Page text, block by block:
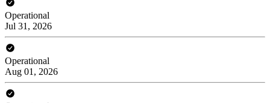
Operational
Jul 31, 2026
Operational
Aug 01, 2026